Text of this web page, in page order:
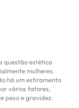
questão estética
mulheres.
há um estiramento
vários fatores,
peso e gravidez.